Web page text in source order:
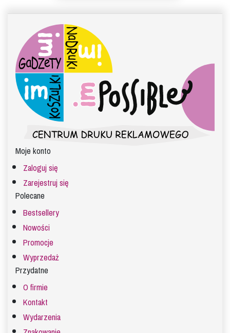
Moje konto
Zaloguj się
Zarejestruj się
Polecane
Bestsellery
Nowości
Promocje
Wyprzedaż
Przydatne
O firmie
Kontakt
Wydarzenia